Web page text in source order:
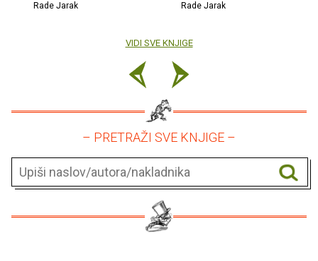
Rade Jarak Rade Jarak
VIDI SVE KNJIGE
– PRETRAŽI SVE KNJIGE –